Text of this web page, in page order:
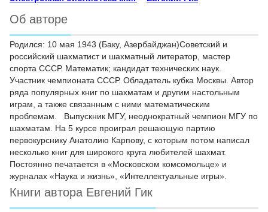
Об авторе
Родился: 10 мая 1943 (Баку, Азербайджан)Советский и
российский шахматист и шахматный литератор, мастер
спорта СССР. Математик; кандидат технических наук.
Участник чемпионата СССР. Обладатель кубка Москвы. Автор
ряда популярных книг по шахматам и другим настольным
играм, а также связанным с ними математическим
проблемам. Выпускник МГУ, неоднократный чемпион МГУ по
шахматам. На 5 курсе проиграл решающую партию
первокурснику Анатолию Карпову, с которым потом написал
несколько книг для широкого круга любителей шахмат.
Постоянно печатается в «Московском комсомольце» и
журналах «Наука и жизнь», «Интеллектуальные игры».
Книги автора Евгений Гик